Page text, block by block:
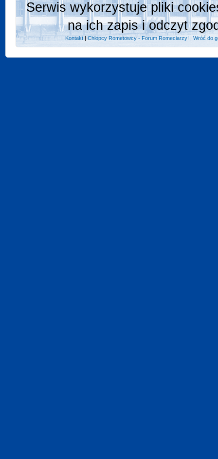
Serwis wykorzystuje pliki
na ich zapis i odczyt
Kontakt |Chlopcy Rometowcy - Forum Romeciarzy! |Wróć do